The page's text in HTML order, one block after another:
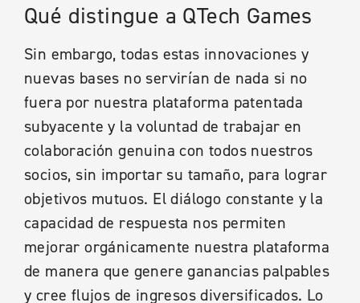
Qué distingue a QTech Games
Sin embargo, todas estas innovaciones y
nuevas bases no servirían de nada si no
fuera por nuestra plataforma patentada
subyacente y la voluntad de trabajar en
colaboración genuina con todos nuestros
socios, sin importar su tamaño, para lograr
objetivos mutuos. El diálogo constante y la
capacidad de respuesta nos permiten
mejorar orgánicamente nuestra plataforma
de manera que genere ganancias palpables
y cree flujos de ingresos diversificados. Lo